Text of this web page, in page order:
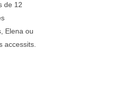
de 12
Elena ou
accessits.